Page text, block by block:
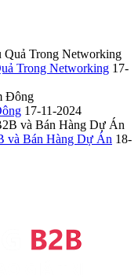
Trong Networking 17-
17-11-2024
và Bán Hàng Dự Án 18-